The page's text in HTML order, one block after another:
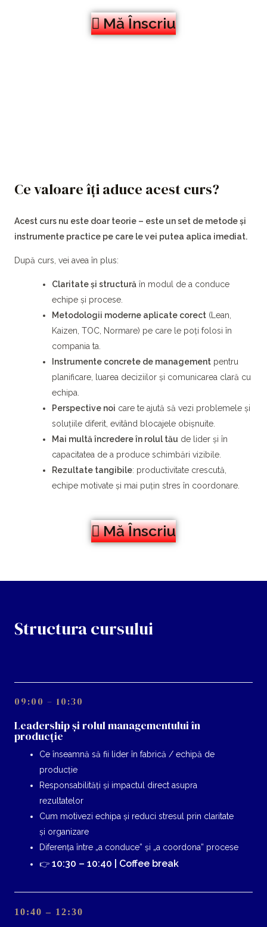
Mă Înscriu
Ce valoare îți aduce acest curs?
Acest curs nu este doar teorie – este un set de metode și
instrumente practice pe care le vei putea aplica imediat.
După curs, vei avea în plus:
Claritate și structură în modul de a conduce
echipe și procese.
Metodologii moderne aplicate corect (Lean,
Kaizen, TOC, Normare) pe care le poți folosi în
compania ta.
Instrumente concrete de management pentru
planificare, luarea deciziilor și comunicarea clară cu
echipa.
Perspective noi care te ajută să vezi problemele și
soluțiile diferit, evitând blocajele obișnuite.
Mai multă încredere în rolul tău de lider și în
capacitatea de a produce schimbări vizibile.
Rezultate tangibile: productivitate crescută,
echipe motivate și mai puțin stres în coordonare.
Mă Înscriu
Structura cursului
09:00 – 10:30
Leadership și rolul managementului în
producție
Ce înseamnă să fii lider în fabrică / echipă de
producție
Responsabilități și impactul direct asupra
rezultatelor
Cum motivezi echipa și reduci stresul prin claritate
și organizare
Diferența între „a conduce” și „a coordona” procese
👉 10:30 – 10:40 | Coffee break
10:40 – 12:30